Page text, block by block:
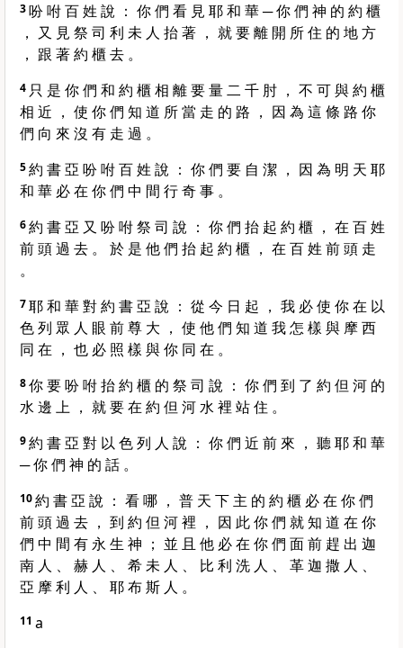
3吩 咐 百 姓 說 ： 你 們 看 見 耶 和 華 ─ 你 們 神 的 約 櫃
， 又 見 祭 司 利 未 人 抬 著 ， 就 要 離 開 所 住 的 地 方
， 跟 著 約 櫃 去 。
4 只 是 你 們 和 約 櫃 相 離 要 量 二 千 肘 ， 不 可 與 約 櫃
相 近 ， 使 你 們 知 道 所 當 走 的 路 ， 因 為 這 條 路 你
們 向 來 沒 有 走 過 。
5約 書 亞 吩 咐 百 姓 說 ： 你 們 要 自 潔 ， 因 為 明 天 耶
和 華 必 在 你 們 中 間 行 奇 事 。
6約 書 亞 又 吩 咐 祭 司 說 ： 你 們 抬 起 約 櫃 ， 在 百 姓
前 頭 過 去 。 於 是 他 們 抬 起 約 櫃 ， 在 百 姓 前 頭 走
。
7耶 和 華 對 約 書 亞 說 ： 從 今 日 起 ， 我 必 使 你 在 以
色 列 眾 人 眼 前 尊 大 ， 使 他 們 知 道 我 怎 樣 與 摩 西
同 在 ， 也 必 照 樣 與 你 同 在 。
8你 要 吩 咐 抬 約 櫃 的 祭 司 說 ： 你 們 到 了 約 但 河 的
水 邊 上 ， 就 要 在 約 但 河 水 裡 站 住 。
9約 書 亞 對 以 色 列 人 說 ： 你 們 近 前 來 ， 聽 耶 和 華
─ 你 們 神 的 話 。
10約 書 亞 說 ： 看 哪 ， 普 天 下 主 的 約 櫃 必 在 你 們
前 頭 過 去 ， 到 約 但 河 裡 ， 因 此 你 們 就 知 道 在 你
們 中 間 有 永 生 神 ； 並 且 他 必 在 你 們 面 前 趕 出 迦
南 人 、 赫 人 、 希 未 人 、 比 利 洗 人 、 革 迦 撒 人 、
亞 摩 利 人 、 耶 布 斯 人 。
11 a